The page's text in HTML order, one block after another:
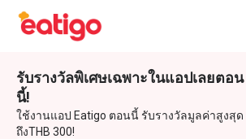
รับรางวัลพิเศษเฉพาะในแอปเลยตอน
นี้!
ใช้งานแอป Eatigo ตอนนี้ รับรางวัลมูลค่าสูงสุด
ถึงTHB 300!